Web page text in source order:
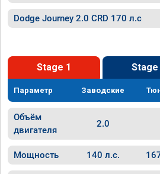
Dodge Journey 2.0 CRD 170 л.с
Stage 1 Stage
Параметр Заводские
Объём
двигателя
2.0
Мощность 140 л.с.